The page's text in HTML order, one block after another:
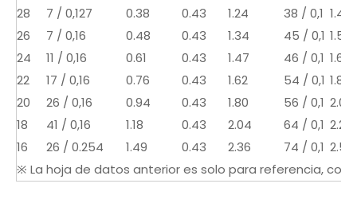
28
7 / 0,127 0.38 0.43 1.24 38 / 0,1 1.44
26
7 / 0,16 0.48 0.43 1.34 45 / 0,1 1.54
24
11 / 0,16 0.61 0.43 1.47 46 / 0,1 1.67
22
17 / 0,16 0.76 0.43 1.62 54 / 0,1 1.82
20
26 / 0,16 0.94 0.43 1.80 56 / 0,1 2.00
18
41 / 0,16 1.18 0.43 2.04 64 / 0,1 2.24
16
26 / 0.254 1.49 0.43 2.36 74 / 0,1 2.56
※ La hoja de datos anterior es solo para referencia,